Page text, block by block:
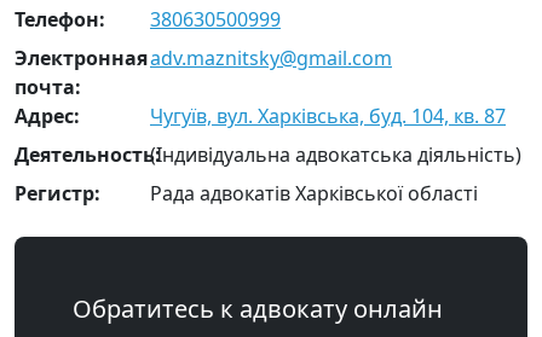
Телефон:
380630500999
Электронная
почта:
adv.maznitsky@gmail.com
Адрес:
Чугуїв, вул. Харківська, буд. 104, кв. 87
Деятельность:(Індивідуальна адвокатська діяльність)
Регистр:
Рада адвокатів Харківської області
Обратитесь к адвокату онлайн